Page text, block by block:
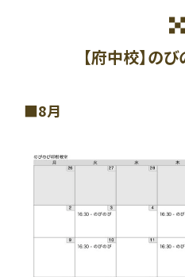
【府中校】の
8月